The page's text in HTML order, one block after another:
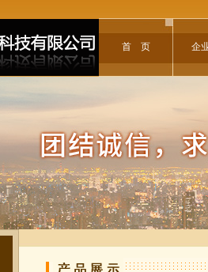
首 页 企